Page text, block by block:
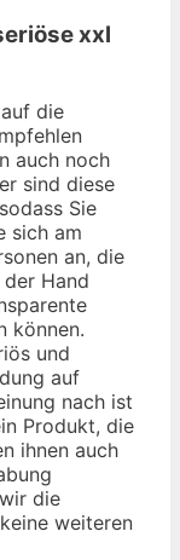
xxl
die
auch noch
sind diese
Sie
sich am
an, die
Hand
können.
und
auf
nach ist
Produkt, die
ihnen auch
die
weiteren